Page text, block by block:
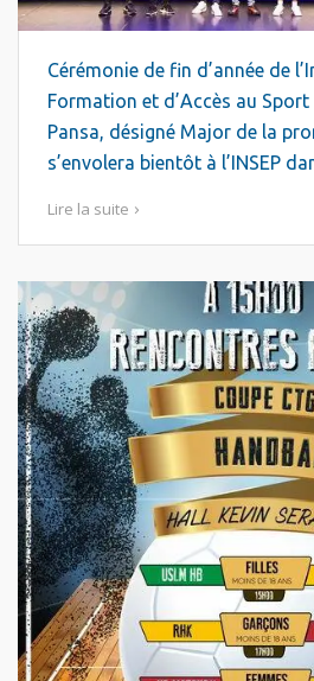
Cérémonie de fin d’année de
Formation et d’Accès au Sport
Pansa, désigné Major de la
s’envolera bientôt à l’INSEP
Lire la suite